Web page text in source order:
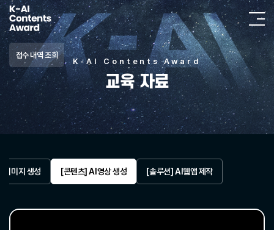
K-AI Contents Award
교육 자료
미지 생성 [콘텐츠] AI영상 생성 [솔루션] AI웹앱 제작
접수 내역 조회